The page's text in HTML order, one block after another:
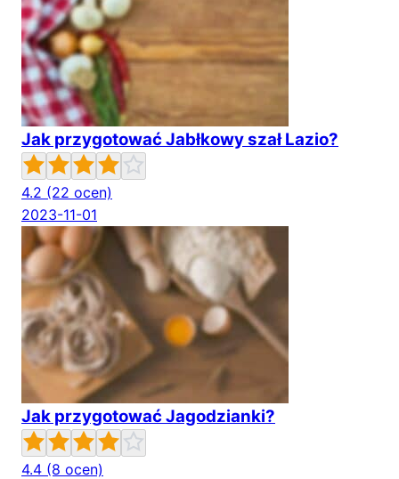
Jak przygotować Jabłkowy szał Lazio?
4.2 (22 ocen)
2023-11-01
Jak przygotować Jagodzianki?
4.4 (8 ocen)